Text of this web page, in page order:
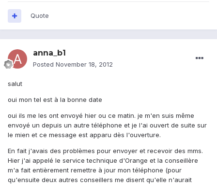
Quote
anna_b1
Posted November 18, 2012
salut
oui mon tel est à la bonne date
oui ils me les ont envoyé hier ou ce matin. je m'en suis même
envoyé un depuis un autre téléphone et je l'ai ouvert de suite sur
le mien et ce message est apparu dès l'ouverture.
En fait j'avais des problèmes pour envoyer et recevoir des mms.
Hier j'ai appelé le service technique d'Orange et la conseillère
m'a fait entièrement remettre à jour mon téléphone (pour
qu'ensuite deux autres conseillers me disent qu'elle n'aurait